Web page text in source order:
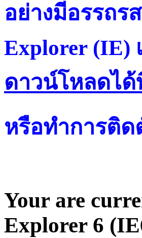
อย่างมีอรรถร
Explorer (IE)
ดาวน์โหลดไ
หรือทำการติด
Your are
Explorer 6